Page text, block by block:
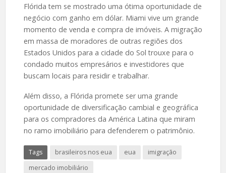
Flórida tem se mostrado uma ótima oportunidade de
negócio com ganho em dólar. Miami vive um grande
momento de venda e compra de imóveis. A migração
em massa de moradores de outras regiões dos
Estados Unidos para a cidade do Sol trouxe para o
condado muitos empresários e investidores que
buscam locais para residir e trabalhar.
Além disso, a Flórida promete ser uma grande
oportunidade de diversificação cambial e geográfica
para os compradores da América Latina que miram
no ramo imobiliário para defenderem o patrimônio.
Tags brasileiros nos eua eua
imigração
mercado imobiliário